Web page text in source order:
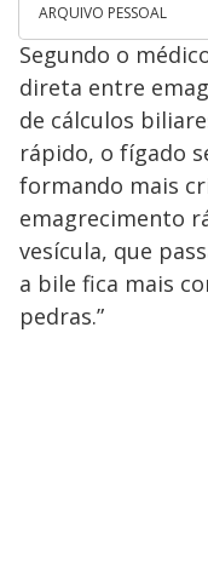
ARQUIVO PESSOAL
Segundo o
direta entre
de cálculos
rápido, o fígado
formando mais
emagrecimento
vesícula, que
a bile fica mais
pedras.”